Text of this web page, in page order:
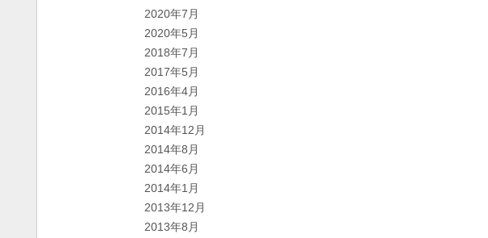
2020年7月
2020年5月
2018年7月
2017年5月
2016年4月
2015年1月
2014年12月
2014年8月
2014年6月
2014年1月
2013年12月
2013年8月